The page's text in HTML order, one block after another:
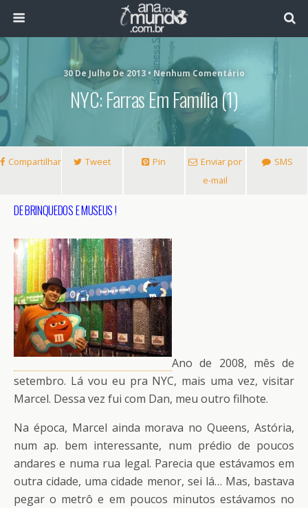
30 De Julho De 2013 • Nenhum Comentário
NYC: Farras Em Família (1)
Compartilhar Tweet Pin
Enviar por
e-mail
SMS
DE BRINQUEDOS E MUSEUS !
Ano de 2008, mês de
setembro. Lá vou eu pra NYC, mais uma vez, visitar
Marcel. Dessa vez fui com Dan, meu outro filhote.
Na época, Marcel ainda morava no Queens, Astória,
num ap. bem interessante, num prédio de poucos
andares e numa rua legal. Parecia que estávamos em
outra cidade, uma cidade menor, sei lá… Mas, bastava
pegar o metrô e em poucos minutos estávamos no